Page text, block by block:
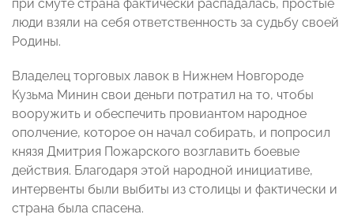
при смуте страна фактически распадалась, простые
люди взяли на себя ответственность за судьбу своей
Родины.
Владелец торговых лавок в Нижнем Новгороде
Кузьма Минин свои деньги потратил на то, чтобы
вооружить и обеспечить провиантом народное
ополчение, которое он начал собирать, и попросил
князя Дмитрия Пожарского возглавить боевые
действия. Благодаря этой народной инициативе,
интервенты были выбиты из столицы и фактически и
страна была спасена.